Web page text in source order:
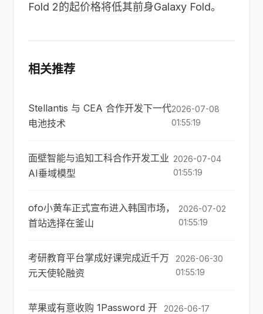
Fold 2的起价格将低其前身Galaxy Fold。
相关推荐
Stellantis 与 CEA 合作开发下一代
电池技术
2026-07-08
01:55:19
面壁智能与追知工科合作开发工业
AI垂域模型
2026-07-04
01:55:19
ofo小黄车正式宣布进入韩国市场，
首站选择在釜山
2026-07-02
01:55:19
考研教育平台掌成好课完成近千万
元天使轮融资
2026-06-30
01:55:19
苹果或有意收购 1Password 开
2026-06-17